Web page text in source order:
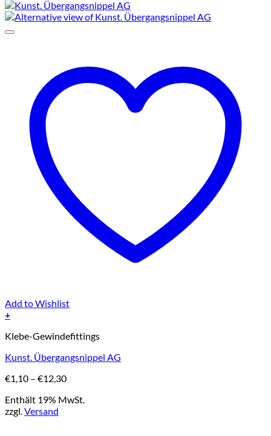
auf
der
Produktseite
Add to Wishlist
+
Produkt
mehrere
auf.
Die
Optionen
können
Klebe-Gewindefittings
Kunst. Übergangsnippel AG
€1,10 – €12,30Preisspanne:
bis
Enthält 19% MwSt.
zzgl.Versand